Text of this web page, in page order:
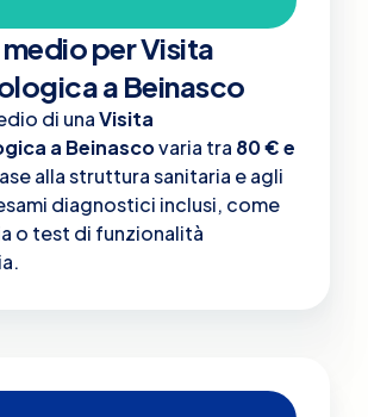
per Visita
a Beinasco
di unaVisita
a Beinascovaria tra 80 € e
alla struttura sanitaria e agli
diagnostici inclusi, come
o test di funzionalità